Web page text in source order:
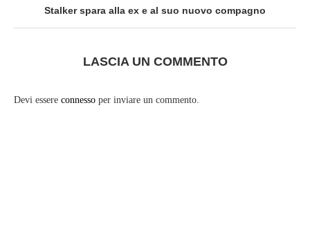
Stalker spara alla ex e al suo nuovo compagno
LASCIA UN COMMENTO
Devi essere connesso per inviare un commento.